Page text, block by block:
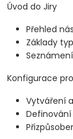
Úvod do Jiry
Přehled
Základy
Konfigurace
Vytváření